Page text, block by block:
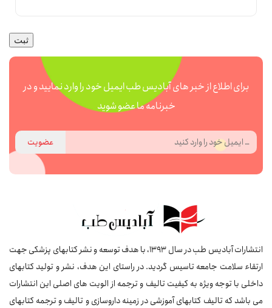
ثبت
برای اطلاع از خبر های آبادیس طب ایمیل خود را وارد نمایید و در
خبرنامه ما عضو شوید
عضویت
انتشارات آبادیس طب در سال 1393، با هدف توسعه و نشر کتابهای پزشکی جهت
ارتقاء سلامت جامعه تاسیس گردید. در راستای این هدف، نشر و تولید کتابهای
داخلی با توجه ویژه به کیفیت تالیف و ترجمه از الویت های اصلی این انتشارات
می باشد که تالیف کتابهای آموزشی در زمینه داروسازی و تالیف و ترجمه کتابهای